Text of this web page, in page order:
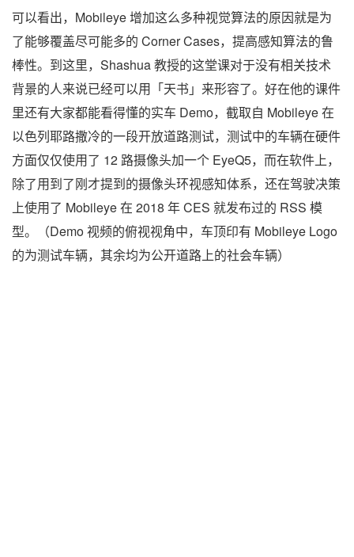
可以看出，Mobileye 增加这么多种视觉算法的原因就是为
了能够覆盖尽可能多的 Corner Cases，提高感知算法的鲁
棒性。到这里，Shashua 教授的这堂课对于没有相关技术
背景的人来说已经可以用「天书」来形容了。好在他的课件
里还有大家都能看得懂的实车 Demo，截取自 Mobileye 在
以色列耶路撒冷的一段开放道路测试，测试中的车辆在硬件
方面仅仅使用了 12 路摄像头加一个 EyeQ5，而在软件上，
除了用到了刚才提到的摄像头环视感知体系，还在驾驶决策
上使用了 Mobileye 在 2018 年 CES 就发布过的 RSS 模
型。（Demo 视频的俯视视角中，车顶印有 Mobileye Logo
的为测试车辆，其余均为公开道路上的社会车辆）